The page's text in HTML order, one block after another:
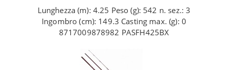
Lunghezza (m): 4.25 Peso (g): 542 n. sez.: 3
Ingombro (cm): 149.3 Casting max. (g): 0
8717009878982 PASFH425BX